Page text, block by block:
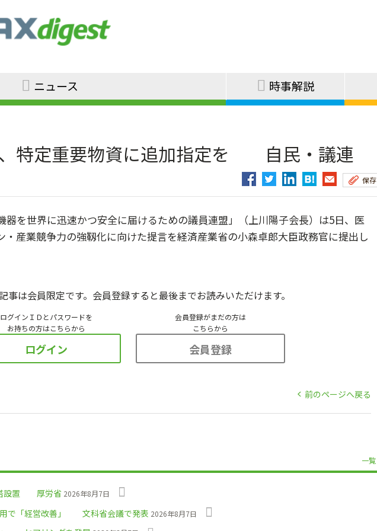
ニュース 時事解説
特定重要物資に追加指定を 自民・議連
保存
を世界に迅速かつ安全に届けるための議員連盟」（上川陽子会長）は5日、医
・産業競争力の強靱化に向けた提言を経済産業省の小森卓郎大臣政務官に提出し
事は会員限定です。会員登録すると最後までお読みいただけます。
ログインＩＤとパスワードを
お持ちの方はこちらから
ログイン
会員登録がまだの方は
こちらから
会員登録
前のページへ戻る
一覧
塔設置 厚労省 2026年8月7日
用で「経営改善」 文科省会議で発表 2026年8月7日